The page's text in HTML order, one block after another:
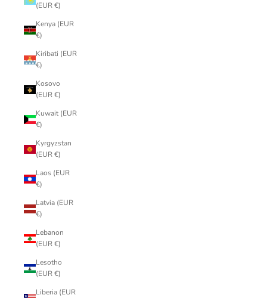
(EUR €)
Kenya (EUR
€)
Kiribati (EUR
€)
Kosovo
(EUR €)
Kuwait (EUR
€)
Kyrgyzstan
(EUR €)
Laos (EUR
€)
Latvia (EUR
€)
Lebanon
(EUR €)
Lesotho
(EUR €)
Liberia (EUR